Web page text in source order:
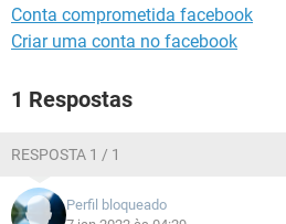
Conta comprometida facebook
Criar uma conta no facebook
1 Respostas
RESPOSTA 1 / 1
Perfil bloqueado